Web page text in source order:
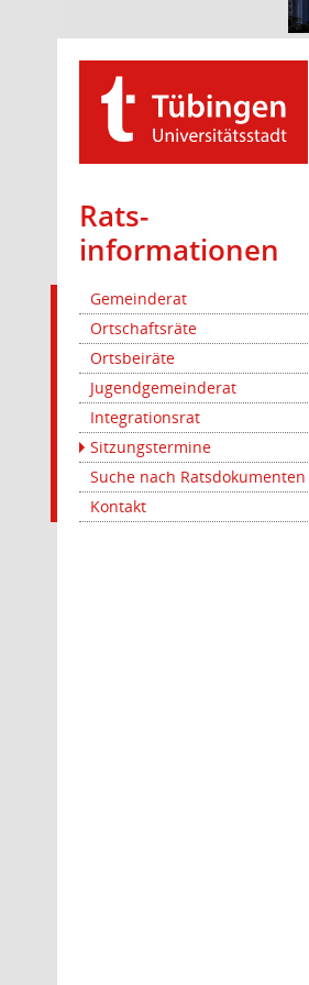
Rats­
informationen
Gemeinderat
Ortschaftsräte
Ortsbeiräte
Jugendgemeinderat
Integrationsrat
Sitzungstermine
Suche nach Ratsdokumenten
Kontakt